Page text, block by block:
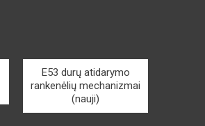
E53 durų atidarymo
rankenėlių mechanizmai
(nauji)